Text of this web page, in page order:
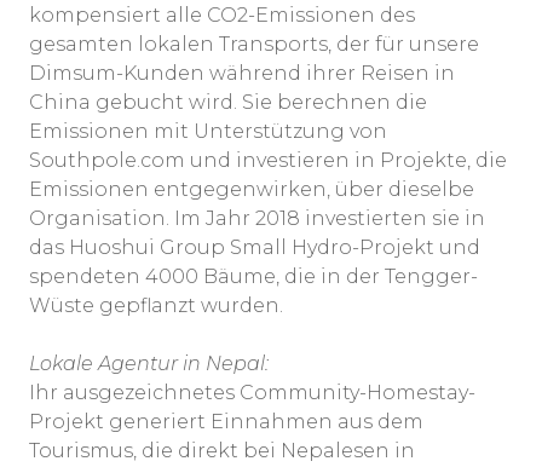
kompensiert alle CO2-Emissionen des
gesamten lokalen Transports, der für unsere
Dimsum-Kunden während ihrer Reisen in
China gebucht wird. Sie berechnen die
Emissionen mit Unterstützung von
Southpole.com und investieren in Projekte, die
Emissionen entgegenwirken, über dieselbe
Organisation. Im Jahr 2018 investierten sie in
das Huoshui Group Small Hydro-Projekt und
spendeten 4000 Bäume, die in der Tengger-
Wüste gepflanzt wurden.
Lokale Agentur in Nepal:
Ihr ausgezeichnetes Community-Homestay-
Projekt generiert Einnahmen aus dem
Tourismus, die direkt bei Nepalesen in